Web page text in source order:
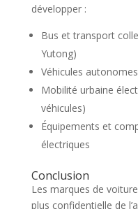
développer :
Bus et transport
Yutong)
Véhicules
Mobilité urbaine
véhicules)
Équipements et
électriques
Conclusion
Les marques de
plus confidentielle de